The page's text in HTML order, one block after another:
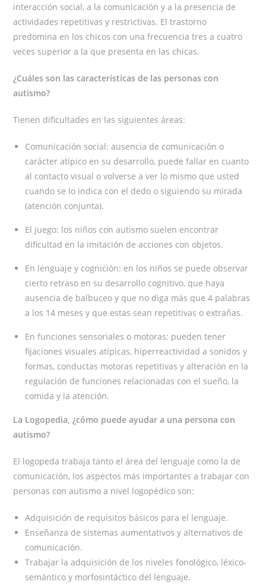
interacción social, a la comunicación y a la presencia de
actividades repetitivas y restrictivas. El trastorno
predomina en los chicos con una frecuencia tres a cuatro
veces superior a la que presenta en las chicas.
¿Cuáles son las características de las personas con
autismo?
Tienen dificultades en las siguientes áreas:
Comunicación social: ausencia de comunicación o
carácter atípico en su desarrollo, puede fallar en cuanto
al contacto visual o volverse a ver lo mismo que usted
cuando se lo indica con el dedo o siguiendo su mirada
(atención conjunta).
El juego: los niños con autismo suelen encontrar
dificultad en la imitación de acciones con objetos.
En lenguaje y cognición: en los niños se puede observar
cierto retraso en su desarrollo cognitivo, que haya
ausencia de balbuceo y que no diga más que 4 palabras
a los 14 meses y que estas sean repetitivas o extrañas.
En funciones sensoriales o motoras: pueden tener
fijaciones visuales atípicas, hiperreactividad a sonidos y
formas, conductas motoras repetitivas y alteración en la
regulación de funciones relacionadas con el sueño, la
comida y la atención.
La Logopedia, ¿cómo puede ayudar a una persona con
autismo?
El logopeda trabaja tanto el área del lenguaje como la de
comunicación, los aspectos más importantes a trabajar con
personas con autismo a nivel logopédico son:
Adquisición de requisitos básicos para el lenguaje.
Enseñanza de sistemas aumentativos y alternativos de
comunicación.
Trabajar la adquisición de los niveles fonológico, léxico-
semántico y morfosintáctico del lenguaje.